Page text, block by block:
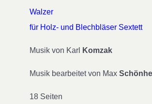
Walzer
für Holz- und Blechbläser Sextett
Musik von Karl Komzak
Musik bearbeitet von Max
18 Seiten